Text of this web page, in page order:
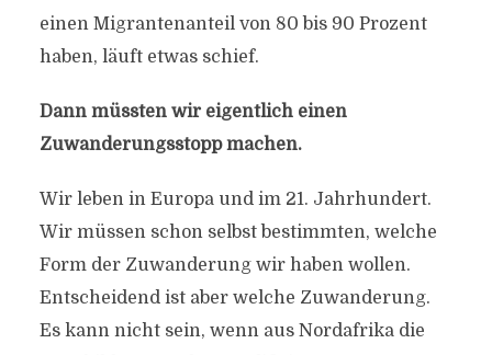
einen Migrantenanteil von 80 bis 90 Prozent
haben, läuft etwas schief.
Dann müssten wir eigentlich einen
Zuwanderungsstopp machen.
Wir leben in Europa und im 21. Jahrhundert.
Wir müssen schon selbst bestimmten, welche
Form der Zuwanderung wir haben wollen.
Entscheidend ist aber welche Zuwanderung.
Es kann nicht sein, wenn aus Nordafrika die